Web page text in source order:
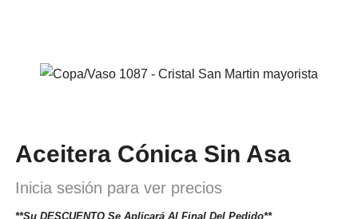
Aceitera Cónica Sin Asa
Inicia sesión para ver precios
**Su DESCUENTO Se Aplicará Al Final Del Pedido**